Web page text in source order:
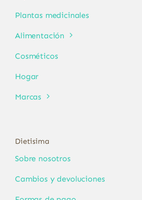
Plantas medicinales
Alimentación
Cosméticos
Hogar
Marcas
Dietisima
Sobre nosotros
Cambios y devoluciones